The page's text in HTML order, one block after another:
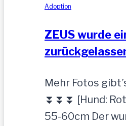
Adoption
ZEUS wurde
Mehr Fotos
⏬⏬⏬ [Hund:
55-60cm Der